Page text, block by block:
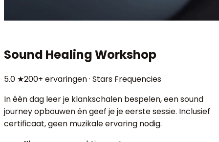
Sound HealingWorkshop
5.0 ★200+ ervaringen · Stars Frequencies
In één dag leer je klankschalen bespelen, een sound
journey opbouwen én geef je je eerste sessie. Inclusief
certificaat, geen muzikale ervaring nodig.